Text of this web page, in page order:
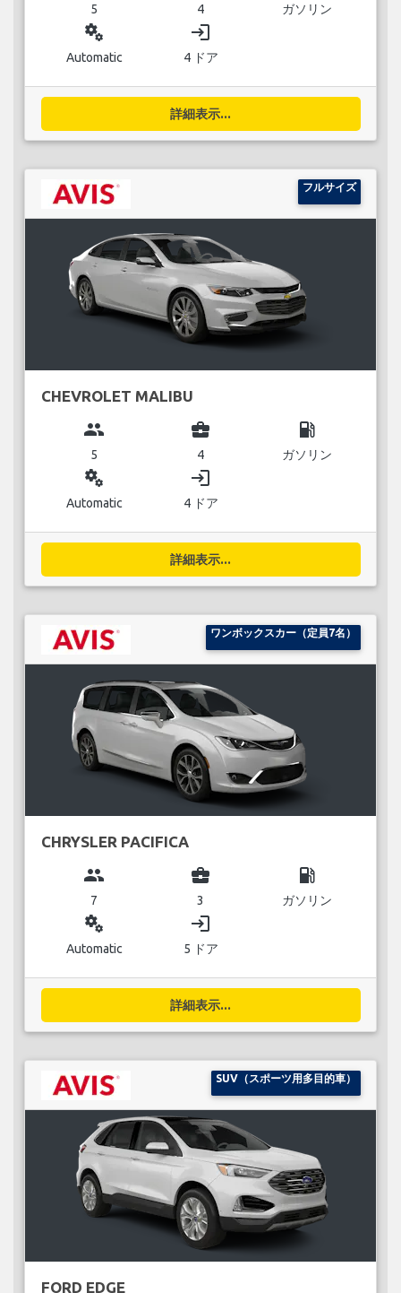
5 4 ガソリン
miscellaneous_services
Automatic
login
4 ドア
詳細表示...
フルサイズ
CHEVROLET MALIBU
group
5
business_center
4
local_gas_station
ガソリン
miscellaneous_services
Automatic
login
4 ドア
詳細表示...
ワンボックスカー（定員7名）
CHRYSLER PACIFICA
group
7
business_center
3
local_gas_station
ガソリン
miscellaneous_services
Automatic
login
5 ドア
詳細表示...
SUV（スポーツ用多目的車）
FORD EDGE